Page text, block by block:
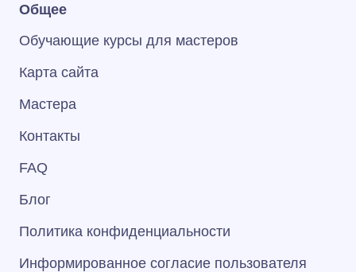
Общее
Обучающие курсы для мастеров
Карта сайта
Мастера
Контакты
FAQ
Блог
Политика конфиденциальности
Информированное согласие пользователя